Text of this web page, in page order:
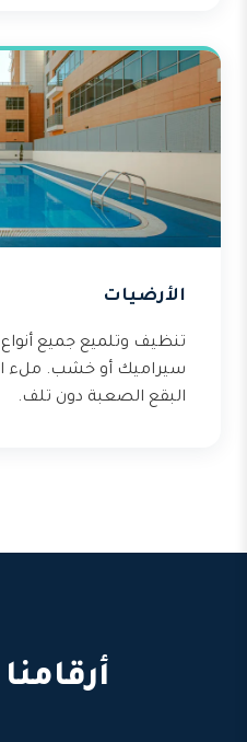
الأرضيات
تنظيف وتلميع جميع
سيراميك أو خشب. ملء
البقع الصعبة دون تلف.